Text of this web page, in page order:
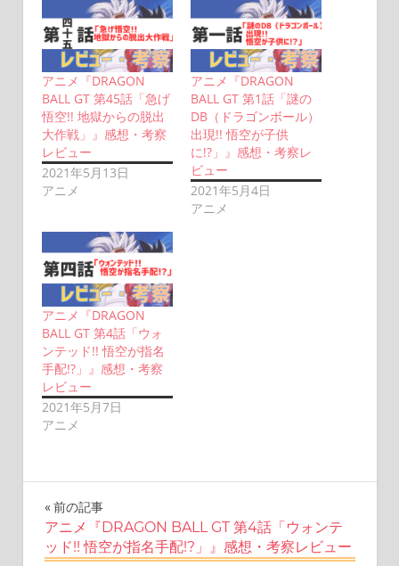
アニメ『DRAGON
BALL GT 第45話「急げ
悟空!! 地獄からの脱出
大作戦」』感想・考察
レビュー
2021年5月13日
アニメ
アニメ『DRAGON
BALL GT 第1話「謎の
DB（ドラゴンボール）
出現!! 悟空が子供
に!?」』感想・考察レ
ビュー
2021年5月4日
アニメ
アニメ『DRAGON
BALL GT 第4話「ウォ
ンテッド!! 悟空が指名
手配!?」』感想・考察
レビュー
2021年5月7日
アニメ
投
稿
前の記事
アニメ『DRAGON BALL GT 第4話「ウォンテ
ッド!! 悟空が指名手配!?」』感想・考察レビュー